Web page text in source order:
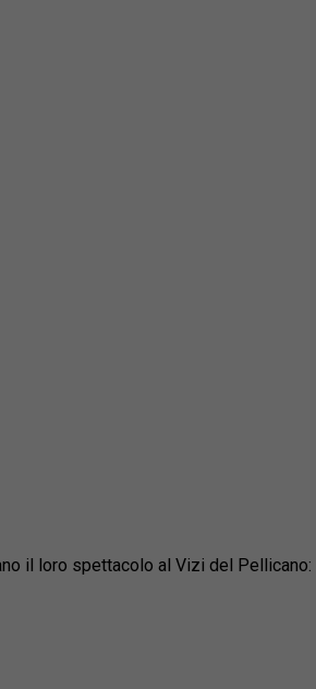
il loro spettacolo al Vizi del